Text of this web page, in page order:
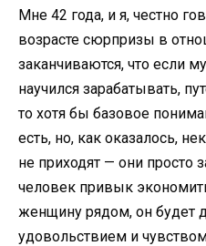
Мне 42 года, и я, честно
возрасте сюрпризы в
заканчиваются, что если
научился зарабатывать,
то хотя бы базовое
есть, но, как оказалось,
не приходят — они просто
человек привык
женщину рядом, он будет
удовольствием и